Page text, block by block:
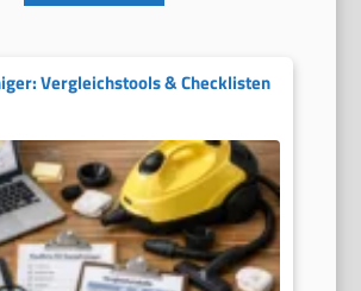
Vergleichstools & Checklisten